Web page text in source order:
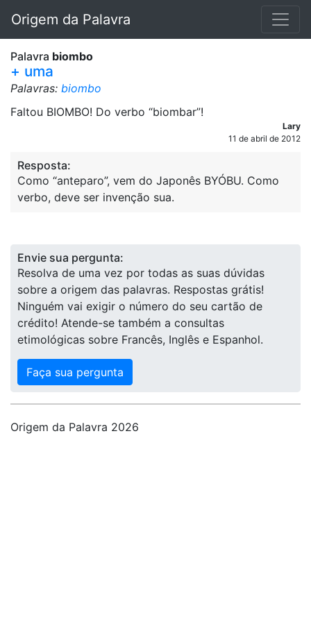
Origem da Palavra
Palavra biombo
+ uma
Palavras: biombo
Faltou BIOMBO! Do verbo “biombar”!
Lary
11 de abril de 2012
Resposta:
Como “anteparo”, vem do Japonês BYÓBU. Como
verbo, deve ser invenção sua.
Envie sua pergunta:
Resolva de uma vez por todas as suas dúvidas
sobre a origem das palavras. Respostas grátis!
Ninguém vai exigir o número do seu cartão de
crédito! Atende-se também a consultas
etimológicas sobre Francês, Inglês e Espanhol.
Faça sua pergunta
Origem da Palavra 2026